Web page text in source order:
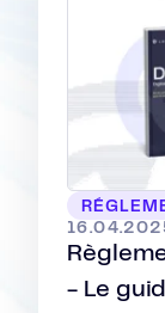
- Le